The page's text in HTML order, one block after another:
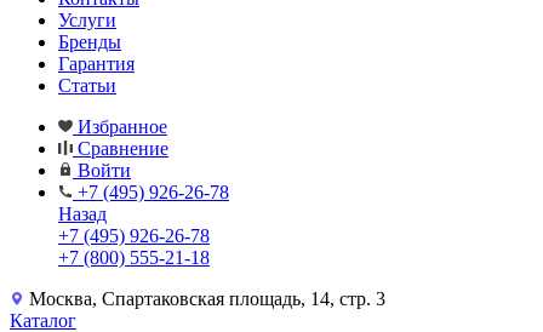
Услуги
Бренды
Гарантия
Статьи
Избранное
Сравнение
Войти
+7 (495) 926-26-78
Назад
+7 (495) 926-26-78
+7 (800) 555-21-18
Москва, Спартаковская площадь, 14, стр. 3
Каталог